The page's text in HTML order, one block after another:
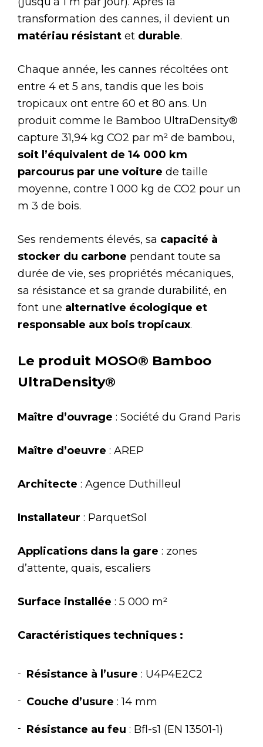
transformation des cannes, il devient un
matériau résistant et durable.
Chaque année, les cannes récoltées ont
entre 4 et 5 ans, tandis que les bois
tropicaux ont entre 60 et 80 ans. Un
produit comme le Bamboo UltraDensity®
capture 31,94 kg CO2 par m² de bambou,
soit l’équivalent de 14 000 km
parcourus par une voiture de taille
moyenne, contre 1 000 kg de CO2 pour un
m 3 de bois.
Ses rendements élevés, sa capacité à
stocker du carbone pendant toute sa
durée de vie, ses propriétés mécaniques,
sa résistance et sa grande durabilité, en
font une alternative écologique et
responsable aux bois tropicaux.
Le produit MOSO® Bamboo
UltraDensity®
Maître d’ouvrage : Société du Grand Paris
Maître d’oeuvre : AREP
Architecte : Agence Duthilleul
Installateur : ParquetSol
Applications dans la gare : zones
d’attente, quais, escaliers
Surface installée : 5 000 m²
Caractéristiques techniques :
Résistance à l’usure : U4P4E2C2
Couche d’usure : 14 mm
Résistance au feu : Bfl-s1 (EN 13501-1)